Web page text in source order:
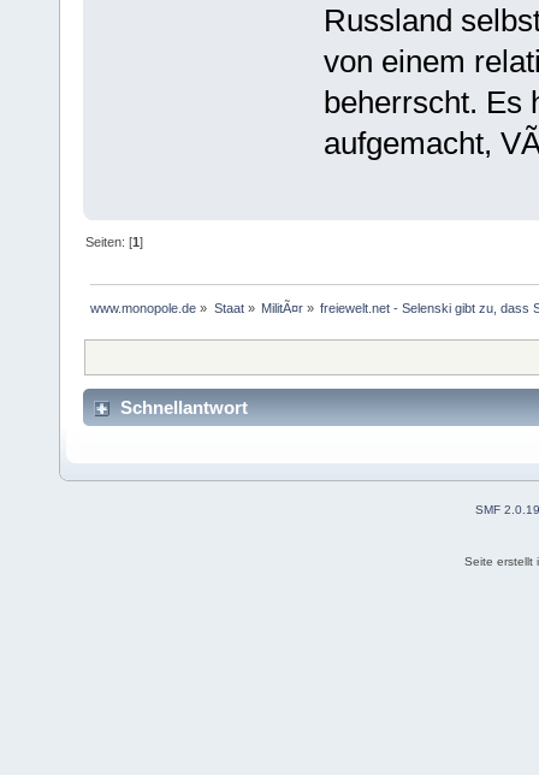
Russland
von einem
beherrscht. Es
aufgemacht,
Seiten: [1]
www.monopole.de » Staat» MilitÃ¤r» freiewelt.net - Selenski gibt zu, dass
Schnellantwort
SMF 2.0.19
Seite erstellt